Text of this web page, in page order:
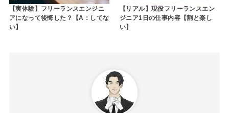
【実体験】フリーランスエンジニ
アになって後悔した？【A：してな
い】
【リアル】現役フリーランスエン
ジニア1日の仕事内容【割と楽し
い】